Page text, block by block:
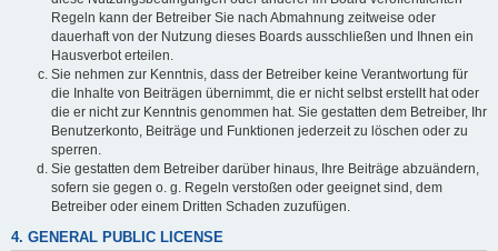
Regeln kann der Betreiber Sie nach Abmahnung zeitweise oder
dauerhaft von der Nutzung dieses Boards ausschließen und Ihnen ein
Hausverbot erteilen.
Sie nehmen zur Kenntnis, dass der Betreiber keine Verantwortung für
die Inhalte von Beiträgen übernimmt, die er nicht selbst erstellt hat oder
die er nicht zur Kenntnis genommen hat. Sie gestatten dem Betreiber, Ihr
Benutzerkonto, Beiträge und Funktionen jederzeit zu löschen oder zu
sperren.
Sie gestatten dem Betreiber darüber hinaus, Ihre Beiträge abzuändern,
sofern sie gegen o. g. Regeln verstoßen oder geeignet sind, dem
Betreiber oder einem Dritten Schaden zuzufügen.
4. GENERAL PUBLIC LICENSE